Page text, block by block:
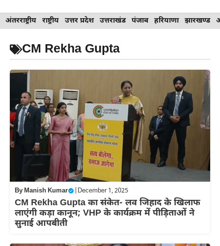
Skip
to
content
अंतरराष्ट्रीय राष्ट्रीय उत्तर प्रदेश उत्तराखंड पंजाब हरियाणा झारखण्ड
CM Rekha Gupta
ByManish Kumar December 1, 2025
CM Rekha Gupta का संकेत- लव जिहाद के खिलाफ
लाएंगी कड़ा कानून; VHP के कार्यक्रम में पीड़िताओं ने
सुनाई आपबीती